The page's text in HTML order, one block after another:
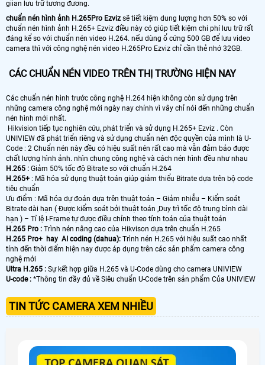
giian lưu trữ tương đương.
chuẩn nén hình ảnh H.265Pro Ezviz sẽ tiết kiệm dung lượng hơn 50% so với
chuẩn nén hình ảnh H.265+ Ezviz điều này có giúp tiết kiệm chi phí lưu trữ rất
đáng kể so với chuẩn nén video H.264. nếu dùng ổ cứng 500 GB để lưu video
camera thì với công nghệ nén video H.265Pro Ezviz chỉ cần thẻ nhớ 32GB.
CÁC CHUẨN NÉN VIDEO TRÊN THỊ TRƯỜNG HIỆN NAY
Các chuẩn nén hình trước công nghệ H.264 hiện không còn sử dụng trên
những camera công nghệ mới ngày nay chính vì vây chỉ nói đến những chuẩn
nén hình mới nhất.
Hikvision tiếp tục nghiên cứu, phát triển và sử dụng H.265+ Ezviz . Còn
UNIVIEW đã phát triển riêng và sử dụng chuẩn nén độc quyền của mình là U-
Code : 2 Chuẩn nén này đều có hiệu suất nén rất cao mà vẫn đảm bảo được
chất lượng hình ảnh. nhìn chung công nghệ và cách nén hình đều như nhau
H.265 : Giảm 50% tốc độ Bitrate so với chuẩn H.264
H.265+ : Mã hóa sử dụng thuật toán giúp giảm thiểu Bitrate dựa trên bộ code
tiêu chuẩn
Ưu điểm : Mã hóa dự đoán dựa trên thuật toán – Giảm nhiễu – Kiểm soát
Bitrate dài hạn ( Được kiểm soát bởi thuật toán ,Duy trì tốc độ trung bình dài
hạn ) – Tỉ lệ I-Frame tự được điều chỉnh theo tính toán của thuật toán
H.265 Pro : Trình nén nâng cao của Hikvison dựa trên chuẩn H.265
H.265 Pro+ hay AI coding (dahua): Trình nén H.265 với hiệu suất cao nhất
tính đến thời điểm hiện nay được áp dụng trên các sản phẩm camera công
nghệ mới
Ultra H.265 : Sự kết hợp giữa H.265 và U-Code dùng cho camera UNIVIEW
U-code : *Thông tin đầy đủ về Siêu chuẩn U-Code trên sản phẩm Của UNIVIEW
TIN TỨC CAMERA XEM NHIỀU